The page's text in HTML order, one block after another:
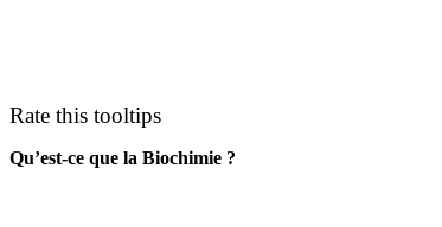
Rate this tooltips
Qu’est-ce que la Biochimie ?